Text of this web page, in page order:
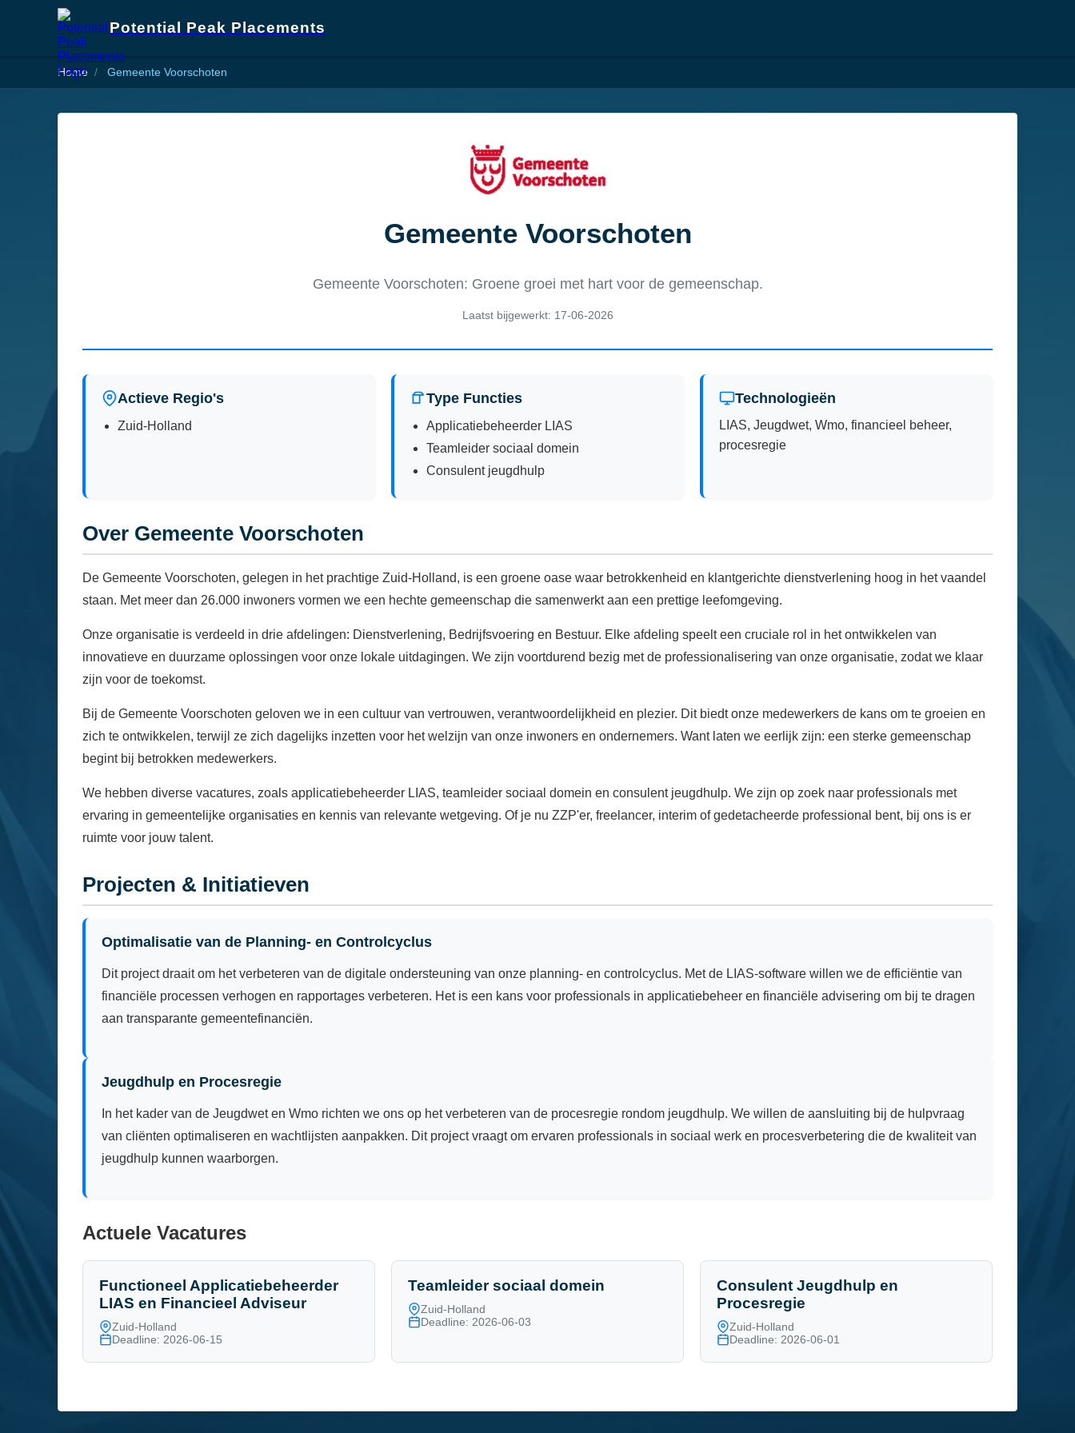
Potential Peak Placements
Home Gemeente Voorschoten
Gemeente Voorschoten
Gemeente Voorschoten: Groene groei met hart voor de gemeenschap.
Laatst bijgewerkt: 17-06-2026
Actieve Regio's
Zuid-Holland
Type Functies
Applicatiebeheerder LIAS
Teamleider sociaal domein
Consulent jeugdhulp
Technologieën
LIAS, Jeugdwet, Wmo, financieel beheer,
procesregie
Over Gemeente Voorschoten
De Gemeente Voorschoten, gelegen in het prachtige Zuid-Holland, is een groene oase waar betrokkenheid en klantgerichte dienstverlening hoog in het vaandel
staan. Met meer dan 26.000 inwoners vormen we een hechte gemeenschap die samenwerkt aan een prettige leefomgeving.
Onze organisatie is verdeeld in drie afdelingen: Dienstverlening, Bedrijfsvoering en Bestuur. Elke afdeling speelt een cruciale rol in het ontwikkelen van
innovatieve en duurzame oplossingen voor onze lokale uitdagingen. We zijn voortdurend bezig met de professionalisering van onze organisatie, zodat we klaar
zijn voor de toekomst.
Bij de Gemeente Voorschoten geloven we in een cultuur van vertrouwen, verantwoordelijkheid en plezier. Dit biedt onze medewerkers de kans om te groeien en
zich te ontwikkelen, terwijl ze zich dagelijks inzetten voor het welzijn van onze inwoners en ondernemers. Want laten we eerlijk zijn: een sterke gemeenschap
begint bij betrokken medewerkers.
We hebben diverse vacatures, zoals applicatiebeheerder LIAS, teamleider sociaal domein en consulent jeugdhulp. We zijn op zoek naar professionals met
ervaring in gemeentelijke organisaties en kennis van relevante wetgeving. Of je nu ZZP'er, freelancer, interim of gedetacheerde professional bent, bij ons is er
ruimte voor jouw talent.
Projecten & Initiatieven
Optimalisatie van de Planning- en Controlcyclus
Dit project draait om het verbeteren van de digitale ondersteuning van onze planning- en controlcyclus. Met de LIAS-software willen we de efficiëntie van
financiële processen verhogen en rapportages verbeteren. Het is een kans voor professionals in applicatiebeheer en financiële advisering om bij te dragen
aan transparante gemeentefinanciën.
Jeugdhulp en Procesregie
In het kader van de Jeugdwet en Wmo richten we ons op het verbeteren van de procesregie rondom jeugdhulp. We willen de aansluiting bij de hulpvraag
van cliënten optimaliseren en wachtlijsten aanpakken. Dit project vraagt om ervaren professionals in sociaal werk en procesverbetering die de kwaliteit van
jeugdhulp kunnen waarborgen.
Actuele Vacatures
Functioneel Applicatiebeheerder
LIAS en Financieel Adviseur
Zuid-Holland
Deadline: 2026-06-15
Teamleider sociaal domein
Zuid-Holland
Deadline: 2026-06-03
Consulent Jeugdhulp en
Procesregie
Zuid-Holland
Deadline: 2026-06-01